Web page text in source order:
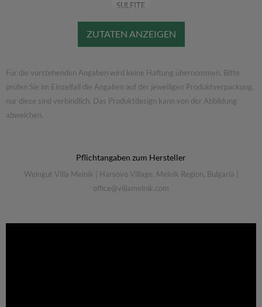
SULFITE
Für die vorstehenden Angaben wird keine Haftung übernommen. Bitte
prüfen Sie im Einzelfall die Angaben auf der jeweiligen Produktverpackung,
nur diese sind verbindlich. Das Produktdesign kann von der Abbildung
abweichen.
Pflichtangaben zum Hersteller
Weingut Villa Melnik Harsovo Village, Melnik Region, Bulgaria
office@villamelnik.com